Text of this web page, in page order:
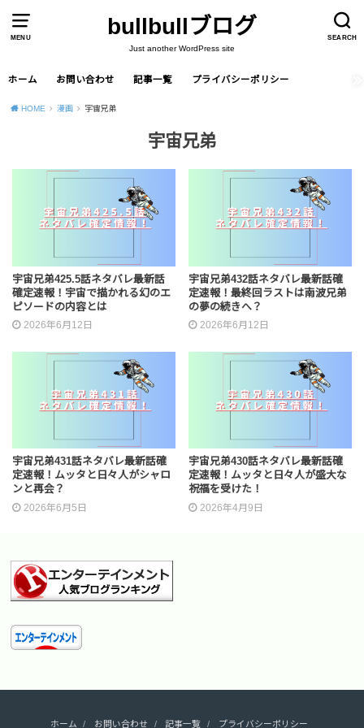
MENU SEARCH
bullbullブログ
Just another WordPress site
ホーム お問い合わせ 記事一覧 プライバシーポリシー
HOME 漫画 宇宙兄弟
宇宙兄弟
宇宙兄弟425.5話ネタバレ最新話
確定速報！宇宙で描かれる幻のエ
ピソードの内容とは
2026年6月12日
宇宙兄弟432話ネタバレ最新話確
定速報！最終回ラストは南波兄弟
の夢の続きへ？
2026年6月12日
宇宙兄弟431話ネタバレ最新話確
定速報！ムッタと日々人がシャロ
ンと再会？
2026年6月5日
宇宙兄弟430話ネタバレ最新話確
定速報！ムッタと日々人が盛大な
祝福を受けた！
2026年4月9日
ホーム お問い合わせ 記事一覧 プライバシーポリシー